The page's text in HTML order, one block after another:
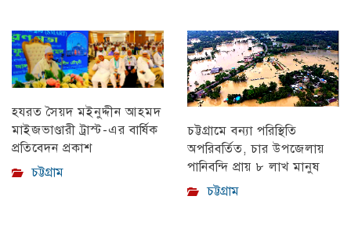
হযরত সৈয়দ মইনুদ্দীন আহমদ
মাইজভাণ্ডারী ট্রাস্ট-এর বার্ষিক
প্রতিবেদন প্রকাশ
চট্টগ্রাম
চট্টগ্রামে বন্যা পরিস্থিতি
অপরিবর্তিত, চার উপজেলায়
পানিবন্দি প্রায় ৮ লাখ মানুষ
চট্টগ্রাম